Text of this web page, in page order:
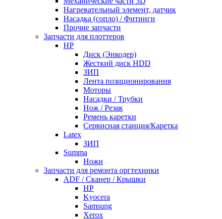
Нагревательный элемент, датчик
Насадка (сопло) / Фитинги
Прочие запчасти
Запчасти для плоттеров
HP
Диск (Энкодер)
Жесткий диск HDD
ЗИП
Лента позиционирования
Моторы
Насадки / Трубки
Нож / Резак
Ремень каретки
Сервисная станция/Каретка
Latex
ЗИП
Summa
Ножи
Запчасти для ремонта оргтехники
ADF / Сканер / Крышки
HP
Kyocera
Samsung
Xerox